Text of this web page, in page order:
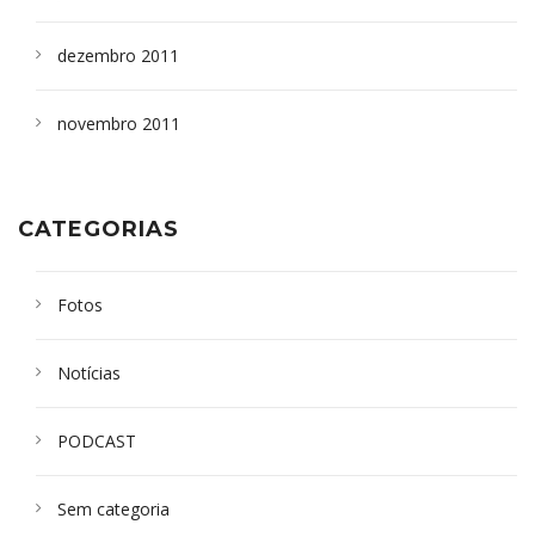
dezembro 2011
novembro 2011
CATEGORIAS
Fotos
Notícias
PODCAST
Sem categoria